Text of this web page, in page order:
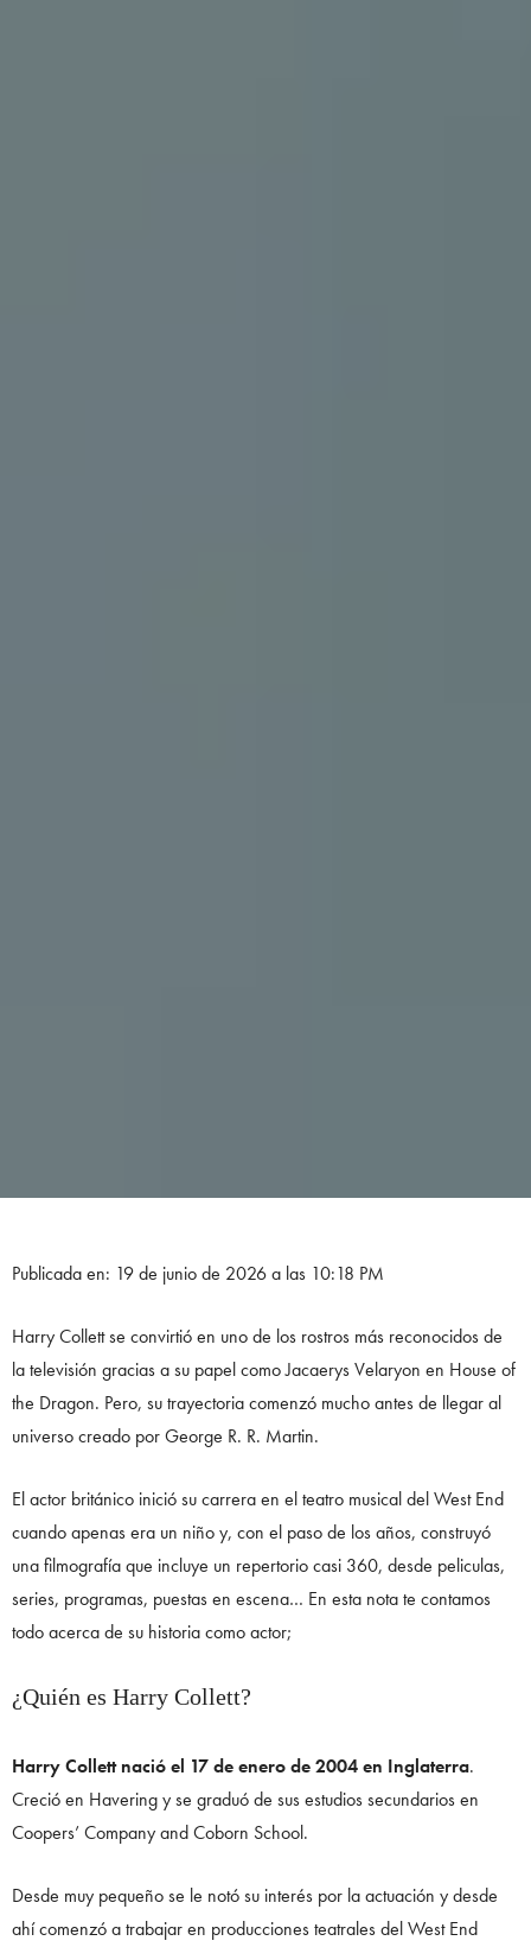
Publicada en: 19 de junio de 2026 a las 10:18 PM
Harry Collett se convirtió en uno de los rostros más reconocidos de
la televisión gracias a su papel como Jacaerys Velaryon en House of
the Dragon. Pero, su trayectoria comenzó mucho antes de llegar al
universo creado por George R. R. Martin.
El actor británico inició su carrera en el teatro musical del West End
cuando apenas era un niño y, con el paso de los años, construyó
una filmografía que incluye un repertorio casi 360, desde peliculas,
series, programas, puestas en escena… En esta nota te contamos
todo acerca de su historia como actor;
¿Quién es Harry Collett?
Harry Collett nació el 17 de enero de 2004 en Inglaterra.
Creció en Havering y se graduó de sus estudios secundarios en
Coopers’ Company and Coborn School.
Desde muy pequeño se le notó su interés por la actuación y desde
ahí comenzó a trabajar en producciones teatrales del West End